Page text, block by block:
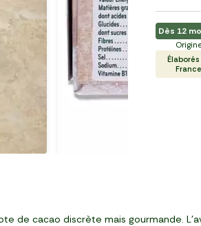
Dès 12
Élaborés
France
de cacao discrète mais gourmande.